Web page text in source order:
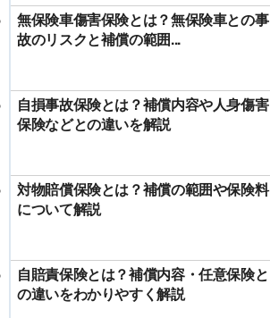
無保険車傷害保険とは？無保険車との事
故のリスクと補償の範囲...
自損事故保険とは？補償内容や人身傷害
保険などとの違いを解説
対物賠償保険とは？補償の範囲や保険料
について解説
自賠責保険とは？補償内容・任意保険と
の違いをわかりやすく解説